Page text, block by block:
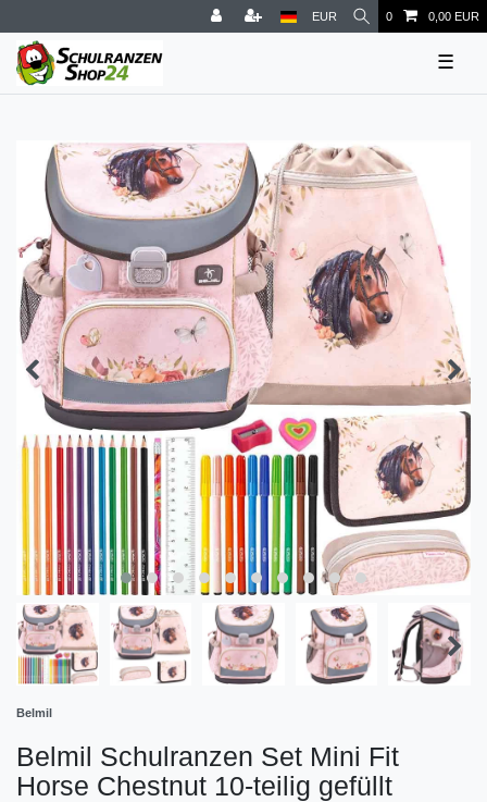
EUR 0 0,00 EUR
☰
Belmil
Belmil Schulranzen Set Mini Fit
Horse Chestnut 10-teilig gefüllt